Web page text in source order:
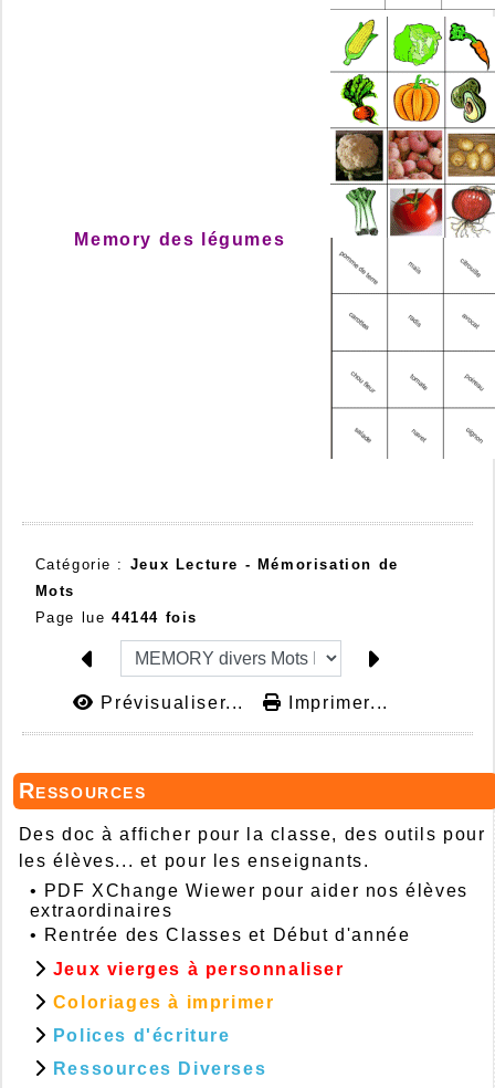
Memory des légumes
Catégorie : Jeux Lecture - Mémorisation de
Mots
Page lue 44144 fois
Prévisualiser... Imprimer...
Ressources
Des doc à afficher pour la classe, des outils pour
les élèves... et pour les enseignants.
• PDF XChange Wiewer pour aider nos élèves
extraordinaires
• Rentrée des Classes et Début d'année
Jeux vierges à personnaliser
Coloriages à imprimer
Polices d'écriture
Ressources Diverses